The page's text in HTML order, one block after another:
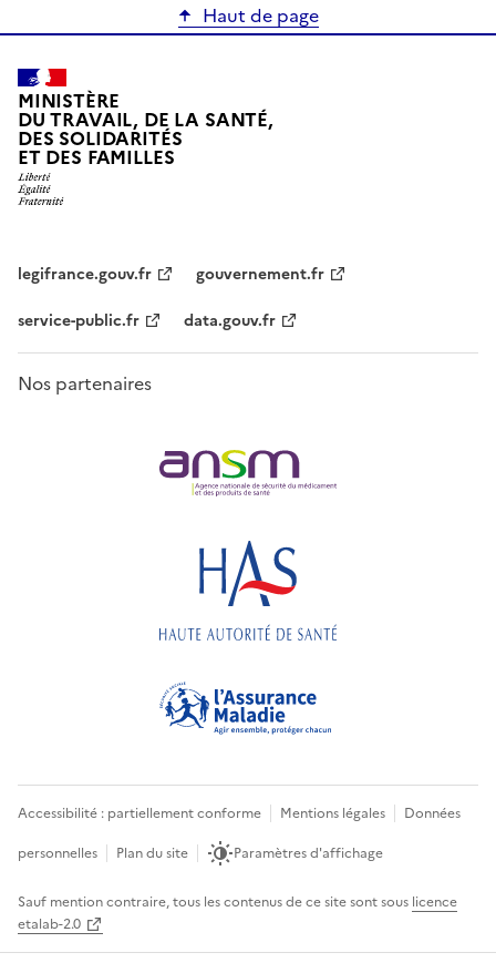
Haut de page
MINISTÈRE
DU TRAVAIL, DE LA SANTÉ,
DES SOLIDARITÉS
ET DES FAMILLES
legifrance.gouv.fr
gouvernement.fr
service-public.fr
data.gouv.fr
Nos partenaires
Accessibilité : partiellement conforme Mentions légales
Données
personnelles
Plan du site Paramètres d'affichage
Sauf mention contraire, tous les contenus de ce site sont sous licence
etalab-2.0